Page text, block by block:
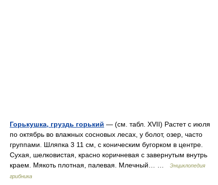
Горькушка, груздь горький — (см. табл. XVII) Растет с июля
по октябрь во влажных сосновых лесах, у болот, озер, часто
группами. Шляпка 3 11 см, с коническим бугорком в центре.
Сухая, шелковистая, красно коричневая с завернутым внутрь
краем. Мякоть плотная, палевая. Млечный… …
Энциклопедия
грибника